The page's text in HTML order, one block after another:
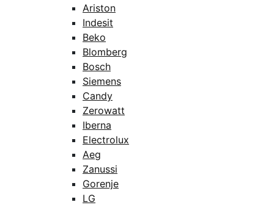
Ariston
Indesit
Beko
Blomberg
Bosch
Siemens
Candy
Zerowatt
Iberna
Electrolux
Aeg
Zanussi
Gorenje
LG